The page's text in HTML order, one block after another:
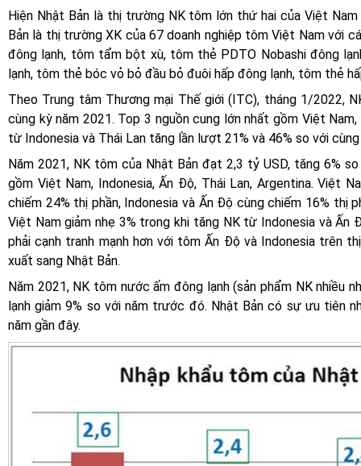
Hiện Nhật Bản là thị trường NK tôm lớn thứ hai của Việt
Bản là thị trường XK của 67 doanh nghiệp tôm Việt Nam với
đông lạnh, tôm tẩm bột xù, tôm thẻ PDTO Nobashi đông
lạnh, tôm thẻ bóc vỏ bỏ đầu bỏ đuôi hấp đông lạnh, tôm thẻ
Theo Trung tâm Thương mại Thế giới (ITC), tháng 1/2022,
cùng kỳ năm 2021. Top 3 nguồn cung lớn nhất gồm Việt
từ Indonesia và Thái Lan tăng lần lượt 21% và 46% so với cùng
Năm 2021, NK tôm của Nhật Bản đạt 2,3 tỷ USD, tăng 6%
gồm Việt Nam, Indonesia, Ấn Độ, Thái Lan, Argentina. Việt
chiếm 24% thị phần, Indonesia và Ấn Độ cùng chiếm 16% thị
Việt Nam giảm nhẹ 3% trong khi tăng NK từ Indonesia và Ấn
phải cạnh tranh mạnh hơn với tôm Ấn Độ và Indonesia trên
xuất sang Nhật Bản.
Năm 2021, NK tôm nước ấm đông lạnh (sản phẩm NK nhiều
lạnh giảm 9% so với năm trước đó. Nhật Bản có sự ưu tiên
năm gần đây.